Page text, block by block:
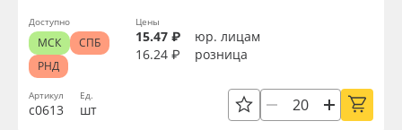
Артикул
с0613
Ед.
шт
Цены
15.47 ₽
юр. лицам
16.24 ₽
розница
Доступно
МСК
СПБ
РНД